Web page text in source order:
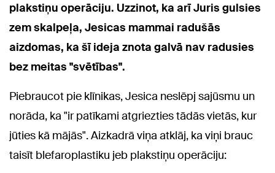
plakstiņu operāciju. Uzzinot, ka arī Juris gulsies
zem skalpeļa, Jesicas mammai radušās
aizdomas, ka šī ideja znota galvā nav radusies
bez meitas "svētības".
Piebraucot pie klīnikas, Jesica neslēpj sajūsmu un
norāda, ka "ir patīkami atgriezties tādās vietās, kur
jūties kā mājās". Aizkadrā viņa atklāj, ka viņi brauc
taisīt blefaroplastiku jeb plakstiņu operāciju: